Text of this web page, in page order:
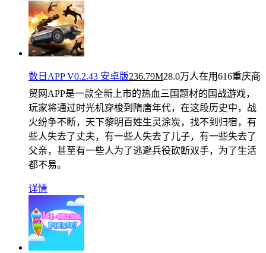
数日APP V0.2.43 安卓版236.79M28.0万人在用616重庆商
贸网APP是一款全新上市的热血三国题材的国战游戏，
玩家将通过时光机穿梭到隋唐年代，在这段历史中，战
火纷争不断，天下黎明百姓生灵涂炭，找不到归宿，有
些人失去了丈夫，有一些人失去了儿子，有一些失去了
父亲，甚至有一些人为了逃避兵役砍断双手，为了生活
都不易。
详情